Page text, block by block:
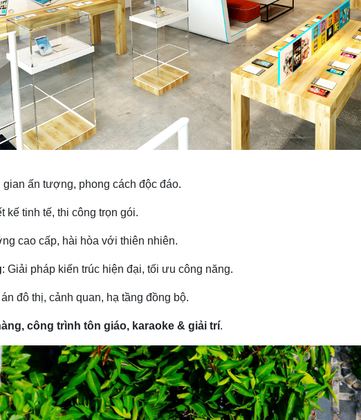
gian ấn tượng, phong cách độc đáo.
kế tinh tế, thi công trọn gói.
cao cấp, hài hòa với thiên nhiên.
: Giải pháp kiến trúc hiện đại, tối ưu công năng.
đô thị, cảnh quan, hạ tầng đồng bộ.
công trình tôn giáo, karaoke & giải trí.